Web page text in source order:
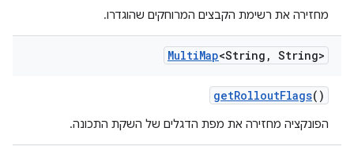
מחזירה את רשימת הקבצים המרוחקים שהוגדרו.
MultiMap<String , String>
getRolloutFlags()
הפונקציה מחזירה את מפת הדגלים של השקת התכונה.